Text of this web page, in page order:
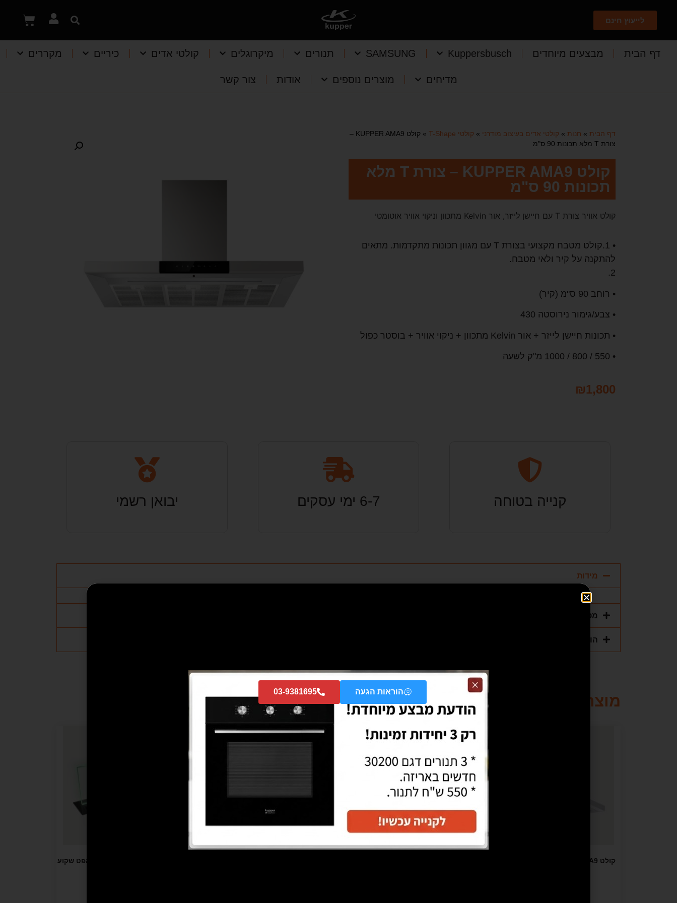
לייעוץ חינם
דף הבית מבצעים מיוחדים Kuppersbusch
SAMSUNG תנורים מיקרוגלים קולטי אדים כיריים מקררים
מדיחים מוצרים נוספים אודות צור קשר
דף הבית » חנות » קולטי אדים בעיצוב מודרני » קולטי T-Shape »
קולט KUPPER AMA9 –
צורת T מלא תכונות 90 ס"מ
קולט KUPPER AMA9 – צורת T מלא
תכונות 90 ס"מ
קולט אוויר צורת T עם חיישן לייזר, אור Kelvin מתכוון וניקוי אוויר אוטומטי
• 1.קולט מטבח מקצועי בצורת T עם מגוון תכונות מתקדמות. מתאים
להתקנה על קיר ולאי מטבח.
2.
• רוחב 90 ס"מ (קיר)
• צבע/גימור נירוסטה 430
• תכונות חיישן לייזר + אור Kelvin מתכוון + ניקוי אוויר + בוסטר כפול
• 550 / 800 / 1000 מ"ק לשעה
₪1,800
קנייה בטוחה 6-7 ימי עסקים יבואן רשמי
מידות
מפרט טכני
הוראות הפעלה
מוצרים קשורים
קולט KUPPER KED9 – דאון-דראפט שקוע
הוראות הגעה 03-9381695